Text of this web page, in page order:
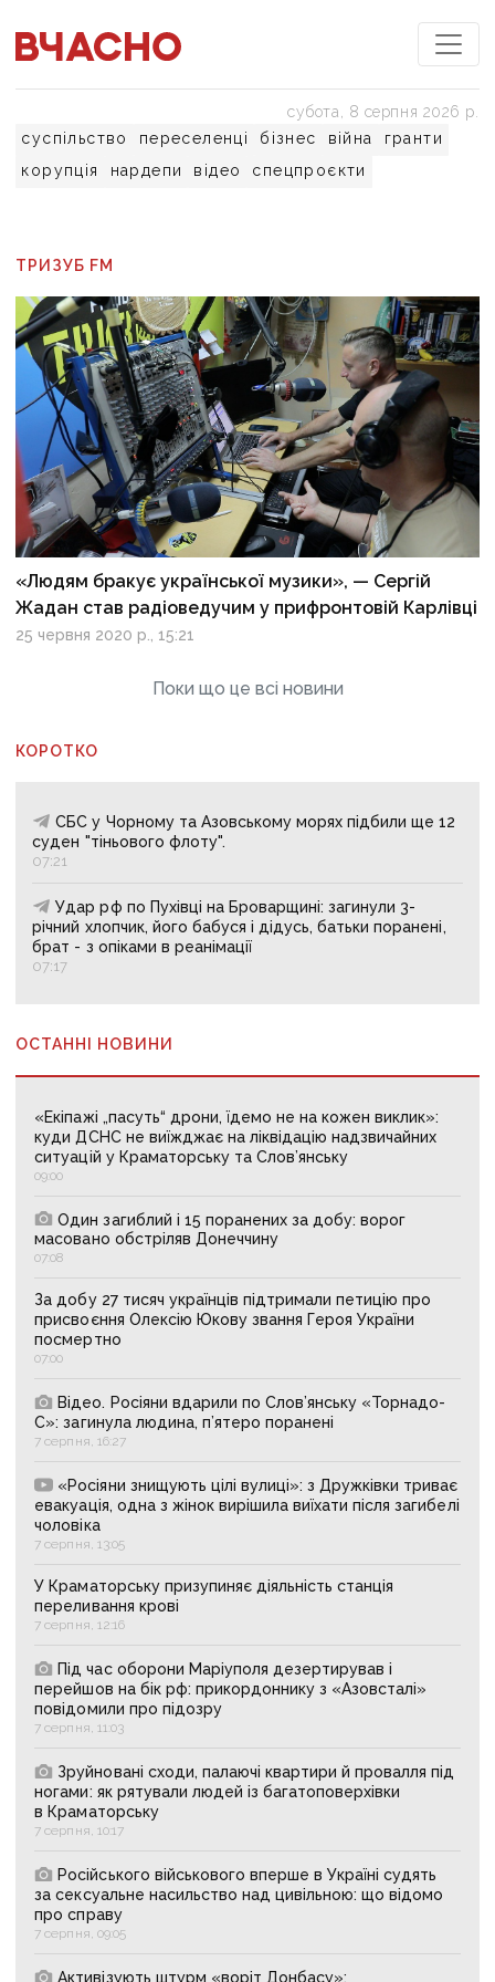
суспільство переселенці бізнес війна
гранти
корупція
нардепи відео спецпроєкти
субота, 8 серпня 2026 р.
ТРИЗУБ FM
«Людям бракує української музики», — Сергій
Жадан став радіоведучим у прифронтовій Карлівці
25 червня 2020 р., 15:21
Поки що це всі новини
КОРОТКО
СБС у Чорному та Азовському морях підбили ще 12
суден "тіньового флоту".
07:21
Удар рф по Пухівці на Броварщині: загинули 3-
річний хлопчик, його бабуся і дідусь, батьки поранені,
брат - з опіками в реанімації
07:17
ОСТАННІ НОВИНИ
«Екіпажі „пасуть“ дрони, їдемо не на кожен виклик»:
куди ДСНС не виїжджає на ліквідацію надзвичайних
ситуацій у Краматорську та Слов’янську
09:00
Один загиблий і 15 поранених за добу: ворог
масовано обстріляв Донеччину
07:08
За добу 27 тисяч українців підтримали петицію про
присвоєння Олексію Юкову звання Героя України
посмертно
07:00
Відео. Росіяни вдарили по Слов’янську «Торнадо-
С»: загинула людина, п’ятеро поранені
7 серпня, 16:27
«Росіяни знищують цілі вулиці»: з Дружківки триває
евакуація, одна з жінок вирішила виїхати після загибелі
чоловіка
7 серпня, 13:05
У Краматорську призупиняє діяльність станція
переливання крові
7 серпня, 12:16
Під час оборони Маріуполя дезертирував і
перейшов на бік рф: прикордоннику з «Азовсталі»
повідомили про підозру
7 серпня, 11:03
Зруйновані сходи, палаючі квартири й провалля під
ногами: як рятували людей із багатоповерхівки
в Краматорську
7 серпня, 10:17
Російського військового вперше в Україні судять
за сексуальне насильство над цивільною: що відомо
про справу
7 серпня, 09:05
Активізують штурм «воріт Донбасу»: